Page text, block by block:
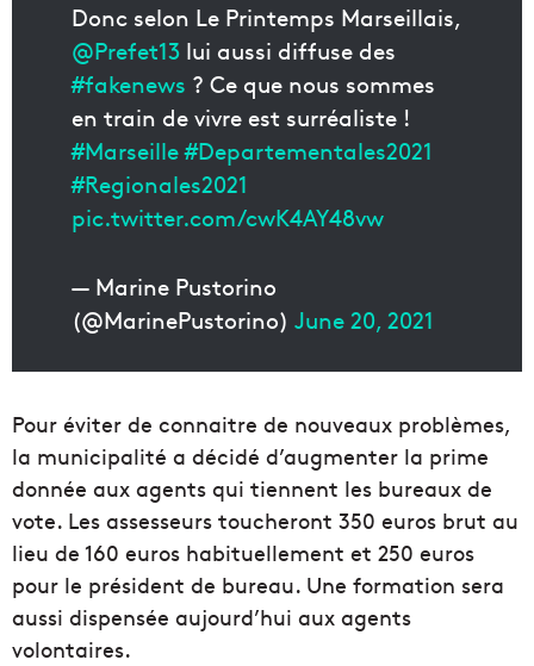
Donc selon Le Printemps Marseillais,
@Prefet13 lui aussi diffuse des
#fakenews ? Ce que nous sommes
en train de vivre est surréaliste !
#Marseille#Departementales2021
#Regionales2021
pic.twitter.com/cwK4AY48vw
— Marine Pustorino
(@MarinePustorino) June 20, 2021
Pour éviter de connaitre de nouveaux problèmes,
la municipalité a décidé d’augmenter la prime
donnée aux agents qui tiennent les bureaux de
vote. Les assesseurs toucheront 350 euros brut au
lieu de 160 euros habituellement et 250 euros
pour le président de bureau. Une formation sera
aussi dispensée aujourd’hui aux agents
volontaires.